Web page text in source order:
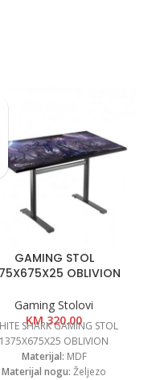
GAMING STOL
OBLIVION
Gaming Stolovi
KM320.00
SHARK GAMING STOL
1375X675X25 OBLIVION
Materijal: MDF
Materijal nogu: Željezo